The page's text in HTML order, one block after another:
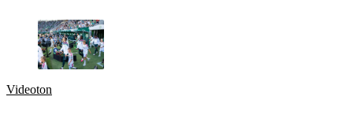
Videoton